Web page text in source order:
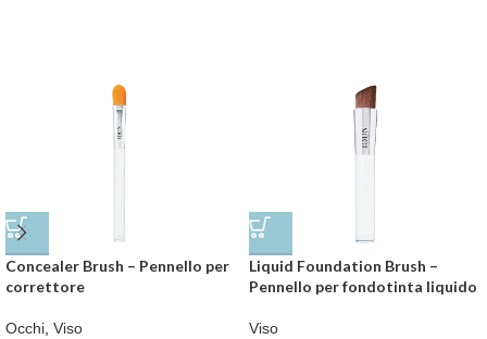
Concealer Brush – Pennello per
correttore
Occhi Viso
Liquid Foundation Brush –
Pennello per fondotinta liquido
Viso